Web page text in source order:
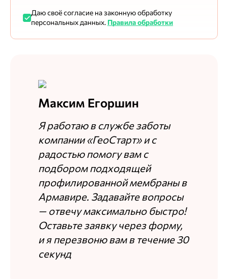
Даю своё согласие на законную обработку
персональных данных. Правила обработки
Максим Егоршин
Я работаю в службе заботы
компании «ГеоСтарт» и с
радостью помогу вам с
подбором подходящей
профилированной мембраны в
Армавире. Задавайте вопросы
— отвечу максимально быстро!
Оставьте заявку через форму,
и я перезвоню вам в течение 30
секунд